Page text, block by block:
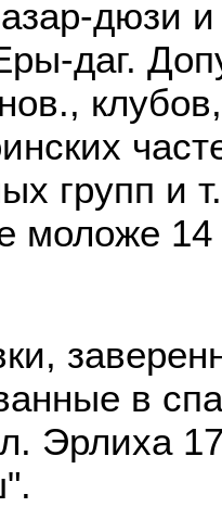
дюзи
даг.
групп и
моложе 14
в
Эрлиха